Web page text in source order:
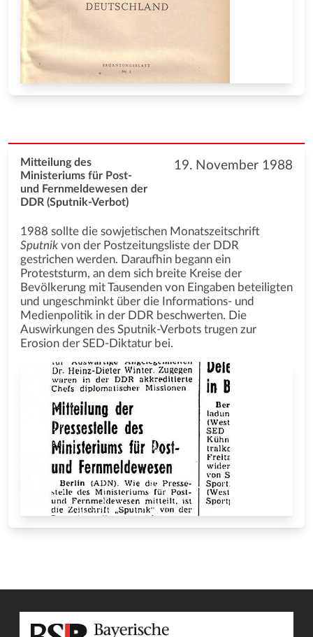
19. November 1988
Mitteilung des
Ministeriums für Post-
und Fernmeldewesen der
DDR (Sputnik-Verbot)
1988 sollte die sowjetischen Monatszeitschrift
Sputnikvon der Postzeitungsliste der DDR
gestrichen werden. Daraufhin begann ein
Proteststurm, an dem sich breite Kreise der
Bevölkerung mit Tausenden von Eingaben beteiligten
und ungeschminkt über die Informations- und
Medienpolitik in der DDR beschwerten. Die
Auswirkungen des Sputnik-Verbots trugen zur
Erosion der SED-Diktatur bei.